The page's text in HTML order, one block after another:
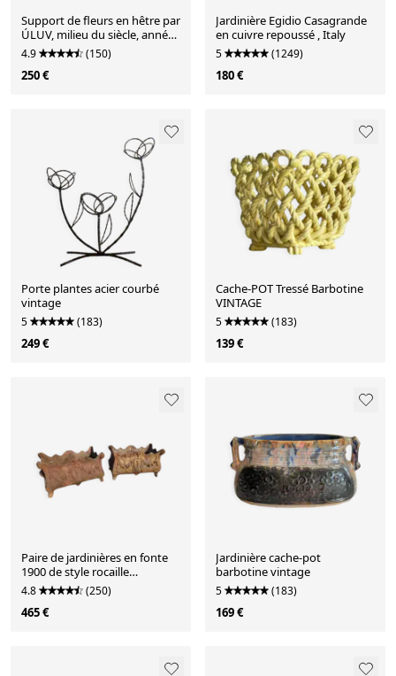
Support de fleurs en hêtre par
ÚLUV, milieu du siècle, années
1970 Tchécoslovaquie
4.9 (150)
250 €
Jardinière Egidio Casagrande
en cuivre repoussé , Italy
5 (1249)
180 €
Porte plantes acier courbé
vintage
5 (183)
249 €
Cache-POT Tressé Barbotine
VINTAGE
5 (183)
139 €
Paire de jardinières en fonte
1900 de style rocaille
Charleville - Mézières
4.8 (250)
465 €
Jardinière cache-pot
barbotine vintage
5 (183)
169 €